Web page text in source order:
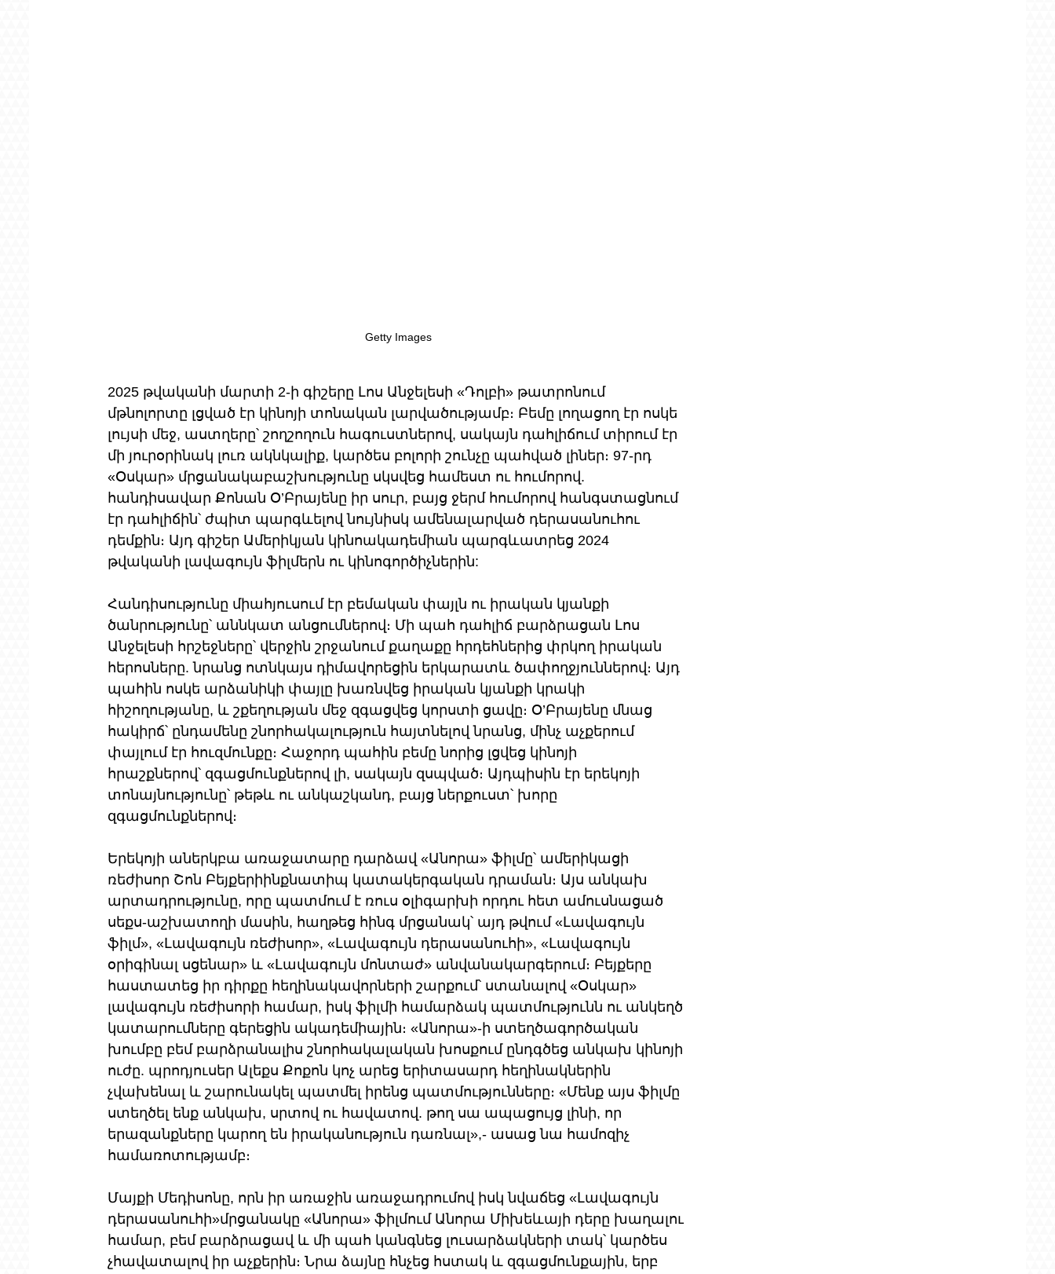
Getty Images
2025 թվականի մարտի 2-ի գիշերը Լոս Անջելեսի «Դոլբի» թատրոնում
մթնոլորտը լցված էր կինոյի տոնական լարվածությամբ։ Բեմը լողացող էր ոսկե
լույսի մեջ, աստղերը՝ շողշողուն հագուստներով, սակայն դահլիճում տիրում էր
մի յուրօրինակ լուռ ակնկալիք, կարծես բոլորի շունչը պահված լիներ։ 97-րդ
«Օսկար» մրցանակաբաշխությունը սկսվեց համեստ ու հումորով.
հանդիսավար Քոնան Օ’Բրայենը իր սուր, բայց ջերմ հումորով հանգստացնում
էր դահլիճին՝ ժպիտ պարգևելով նույնիսկ ամենալարված դերասանուհու
դեմքին։ Այդ գիշեր Ամերիկյան կինոակադեմիան պարգևատրեց 2024
թվականի լավագույն ֆիլմերն ու կինոգործիչներին:
Հանդիսությունը միահյուսում էր բեմական փայլն ու իրական կյանքի
ծանրությունը՝ աննկատ անցումներով։ Մի պահ դահլիճ բարձրացան Լոս
Անջելեսի հրշեջները՝ վերջին շրջանում քաղաքը հրդեհներից փրկող իրական
հերոսները. նրանց ոտնկայս դիմավորեցին երկարատև ծափողջյուններով։ Այդ
պահին ոսկե արձանիկի փայլը խառնվեց իրական կյանքի կրակի
հիշողությանը, և շքեղության մեջ զգացվեց կորստի ցավը։ Օ’Բրայենը մնաց
հակիրճ՝ ընդամենը շնորհակալություն հայտնելով նրանց, մինչ աչքերում
փայլում էր հուզմունքը։ Հաջորդ պահին բեմը նորից լցվեց կինոյի
հրաշքներով՝ զգացմունքներով լի, սակայն զսպված։ Այդպիսին էր երեկոյի
տոնայնությունը՝ թեթև ու անկաշկանդ, բայց ներքուստ՝ խորը
զգացմունքներով։
Երեկոյի աներկբա առաջատարը դարձավ «Անորա» ֆիլմը՝ ամերիկացի
ռեժիսոր Շոն Բեյքերիինքնատիպ կատակերգական դրաման։ Այս անկախ
արտադրությունը, որը պատմում է ռուս օլիգարխի որդու հետ ամուսնացած
սեքս-աշխատողի մասին, հաղթեց հինգ մրցանակ՝ այդ թվում «Լավագույն
ֆիլմ», «Լավագույն ռեժիսոր», «Լավագույն դերասանուհի», «Լավագույն
օրիգինալ սցենար» և «Լավագույն մոնտաժ» անվանակարգերում։ Բեյքերը
հաստատեց իր դիրքը հեղինակավորների շարքում՝ ստանալով «Օսկար»
լավագույն ռեժիսորի համար, իսկ ֆիլմի համարձակ պատմությունն ու անկեղծ
կատարումները գերեցին ակադեմիային։ «Անորա»-ի ստեղծագործական
խումբը բեմ բարձրանալիս շնորհակալական խոսքում ընդգծեց անկախ կինոյի
ուժը. պրոդյուսեր Ալեքս Քոքոն կոչ արեց երիտասարդ հեղինակներին
չվախենալ և շարունակել պատմել իրենց պատմությունները։ «Մենք այս ֆիլմը
ստեղծել ենք անկախ, սրտով ու հավատով. թող սա ապացույց լինի, որ
երազանքները կարող են իրականություն դառնալ»,- ասաց նա համոզիչ
համառոտությամբ։
Մայքի Մեդիսոնը, որն իր առաջին առաջադրումով իսկ նվաճեց «Լավագույն
դերասանուհի»մրցանակը «Անորա» ֆիլմում Անորա Միխեևայի դերը խաղալու
համար, բեմ բարձրացավ և մի պահ կանգնեց լուսարձակների տակ՝ կարծես
չհավատալով իր աչքերին։ Նրա ձայնը հնչեց հստակ և զգացմունքային, երբ